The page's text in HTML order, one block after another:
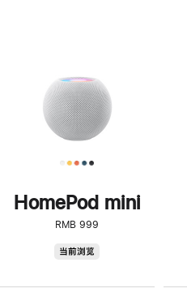
HomePod mini
RMB 999
当前浏览